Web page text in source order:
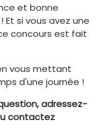
et bonne
si vous avez une
concours est fait
vous mettant
d'une journée !
adressez-
contactez